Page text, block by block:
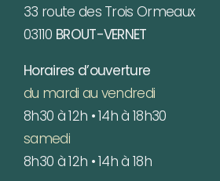
33 route des Trois Ormeaux
03110 BROUT-VERNET
Horaires d’ouverture
du mardi au vendredi
8h30 à 12h • 14h à 18h30
samedi
8h30 à 12h • 14h à 18h